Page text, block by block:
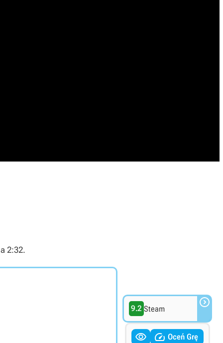
2:32.
9.2 Steam 
  Oceń Grę